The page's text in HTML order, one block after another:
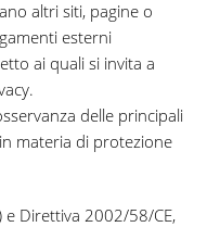
altri siti, pagine o
esterni
ai quali si invita a
delle principali
materia di protezione
e Direttiva 2002/58/CE,